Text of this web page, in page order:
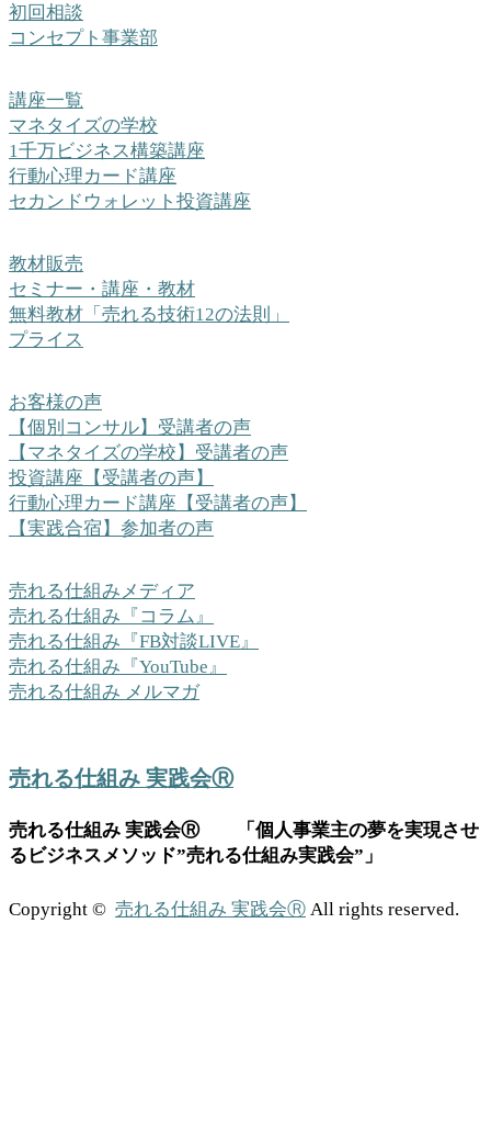
初回相談
コンセプト事業部
講座一覧
マネタイズの学校
1千万ビジネス構築講座
行動心理カード講座
セカンドウォレット投資講座
教材販売
セミナー・講座・教材
無料教材「売れる技術12の法則」
プライス
お客様の声
【個別コンサル】受講者の声
【マネタイズの学校】受講者の声
投資講座【受講者の声】
行動心理カード講座【受講者の声】
【実践合宿】参加者の声
売れる仕組みメディア
売れる仕組み『コラム』
売れる仕組み『FB対談LIVE』
売れる仕組み『YouTube』
売れる仕組み メルマガ
売れる仕組み 実践会Ⓡ
売れる仕組み 実践会Ⓡ 「個人事業主の夢を実現させ
るビジネスメソッド”売れる仕組み実践会”」
Copyright © 売れる仕組み 実践会Ⓡ All rights reserved.